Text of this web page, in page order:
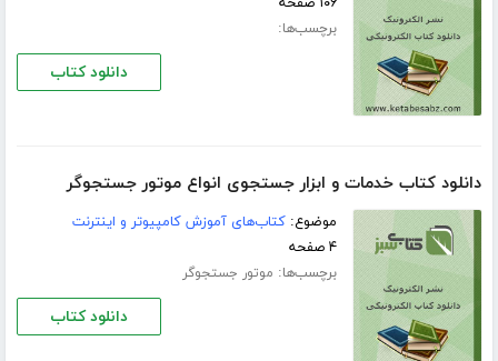
برچسب‌ها:
دانلود کتاب
دانلود کتاب خدمات و ابزار جستجوی انواع موتور جستجوگر
موضوع:کتاب‌های آموزش کامپیوتر و اینترنت
۴ صفحه
برچسب‌ها: موتور جستجوگر
دانلود کتاب